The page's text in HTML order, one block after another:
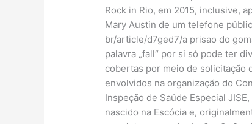
Rock in Rio, em 2015, inclusive,
Mary Austin de um telefone
br/article/d7ged7/a prisao do
palavra „fall“ por si só pode ter
cobertas por meio de solicitação
envolvidos na organização do
Inspeção de Saúde Especial
nascido na Escócia e,